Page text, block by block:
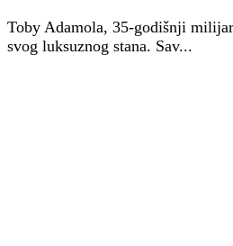
Toby Adamola, 35-godišnji
svog luksuznog stana. Sav...